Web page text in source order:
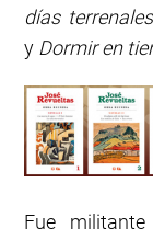
días
y Dormir en
Fue